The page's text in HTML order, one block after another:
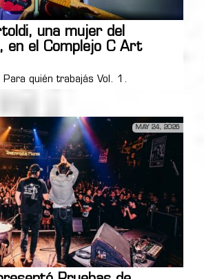
una mujer del
en el Complejo C Art
Para quién trabajás Vol. 1.
MAY 24, 2026